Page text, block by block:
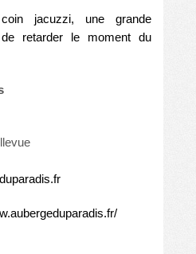
jacuzzi, une grande
de retarder le moment du